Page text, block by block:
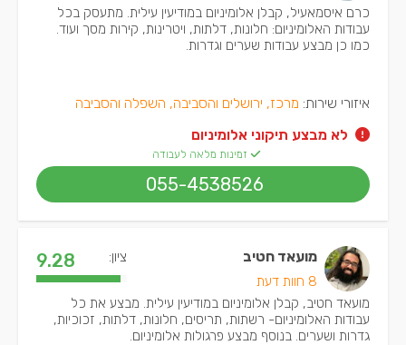
כרם איסמאעיל, קבלן אלומיניום במודיעין עילית. מתעסק בכל
עבודות האלומיניום: חלונות, דלתות, ויטרינות, קירות מסך ועוד.
כמו כן מבצע עבודות שערים וגדרות.
איזורי שירות: מרכז, ירושלים והסביבה, השפלה והסביבה
לא מבצע תיקוני אלומיניום
זמינות מלאה לעבודה
055-4538526
מועאד חטיב
8 חוות דעת
ציון: 9.28
מועאד חטיב, קבלן אלומיניום במודיעין עילית. מבצע את כל
עבודות האלומיניום- רשתות, תריסים, חלונות, דלתות, זכוכיות,
גדרות ושערים. בנוסף מבצע פרגולות אלומיניום.